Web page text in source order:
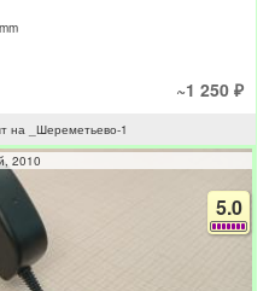
~1 250 ₽
на _Шереметьево-1
2010
5.0